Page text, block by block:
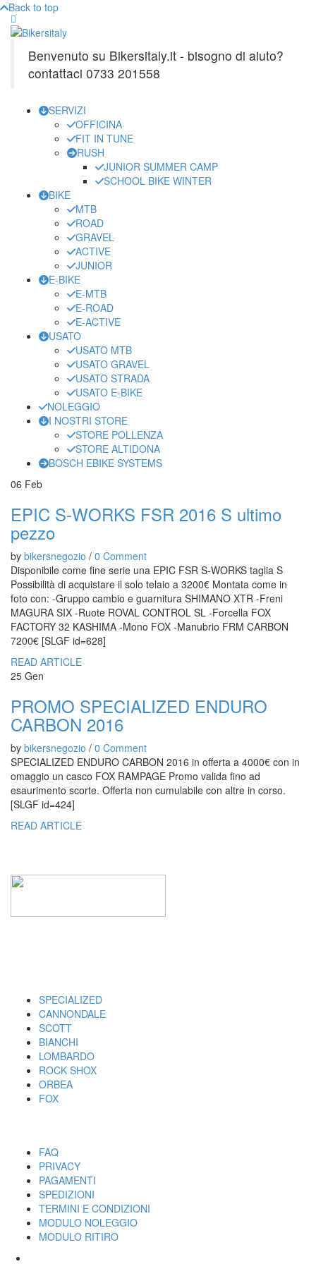
Back to top
Benvenuto su Bikersitaly.it - bisogno di aiuto?
contattaci 0733 201558
SERVIZI
OFFICINA
FIT IN TUNE
RUSH
JUNIOR SUMMER CAMP
SCHOOL BIKE WINTER
BIKE
MTB
ROAD
GRAVEL
ACTIVE
JUNIOR
E-BIKE
E-MTB
E-ROAD
E-ACTIVE
USATO
USATO MTB
USATO GRAVEL
USATO STRADA
USATO E-BIKE
NOLEGGIO
I NOSTRI STORE
STORE POLLENZA
STORE ALTIDONA
BOSCH EBIKE SYSTEMS
06 Feb
EPIC S-WORKS FSR 2016 S ultimo
pezzo
by bikersnegozio / 0 Comment
Disponibile come fine serie una EPIC FSR S-WORKS taglia S
Possibilità di acquistare il solo telaio a 3200€ Montata come in
foto con: -Gruppo cambio e guarnitura SHIMANO XTR -Freni
MAGURA SIX -Ruote ROVAL CONTROL SL -Forcella FOX
FACTORY 32 KASHIMA -Mono FOX -Manubrio FRM CARBON
7200€ [SLGF id=628]
READ ARTICLE
25 Gen
PROMO SPECIALIZED ENDURO
CARBON 2016
by bikersnegozio / 0 Comment
SPECIALIZED ENDURO CARBON 2016 in offerta a 4000€ con in
omaggio un casco FOX RAMPAGE Promo valida fino ad
esaurimento scorte. Offerta non cumulabile con altre in corso.
[SLGF id=424]
READ ARTICLE
SPECIALIZED
CANNONDALE
SCOTT
BIANCHI
LOMBARDO
ROCK SHOX
ORBEA
FOX
FAQ
PRIVACY
PAGAMENTI
SPEDIZIONI
TERMINI E CONDIZIONI
MODULO NOLEGGIO
MODULO RITIRO